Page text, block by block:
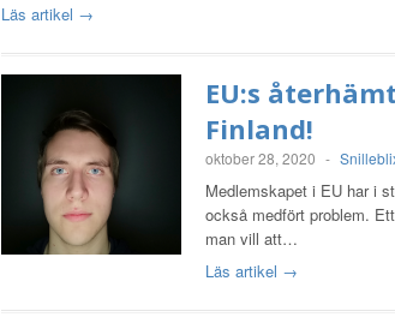
Läs artikel →
EU:s
Finland!
oktober 28, 2020 -
Medlemskapet i EU har i
också medfört problem.
man vill att…
Läs artikel →